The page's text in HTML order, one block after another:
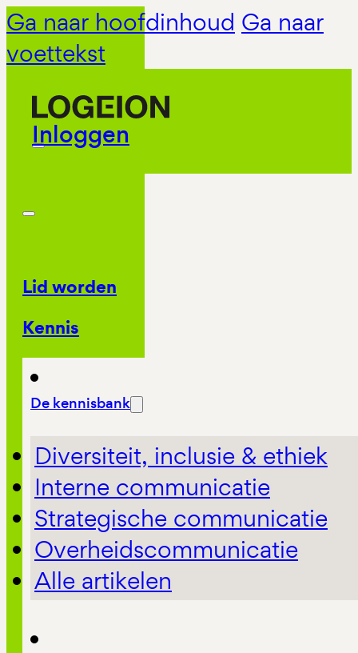
Ga naar hoofdinhoud Ga naar
voettekst
Inloggen
Lid worden
Kennis
De kennisbank
Diversiteit, inclusie & ethiek
Interne communicatie
Strategische communicatie
Overheidscommunicatie
Alle artikelen